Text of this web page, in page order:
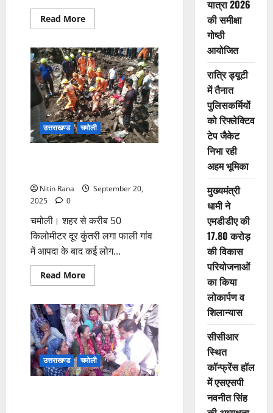
Read MoreRead
more
साहिब
और
मंदिर
की
फूलों
से
भव्य
सजावट
उत्तराखण्ड चमोली
Nitin Rana
September 20,
2025
0
चमोली। शहर से करीब 50
किलोमीटर दूर कुंतरी लगा फाली गांव
में आपदा के बाद कई लोग...
Read MoreRead
more
में
कहर
की
कहानी,
मां-
बेटों
की
लाश
ने
उत्तराखण्ड चमोली
यात्रा 2026
की समीक्षा
गोष्ठी
आयोजित
रात्रि ड्यूटी
में तैनात
पुलिसकर्मियों
को रिफ्लेक्टिव
टेप जैकेट
निभा रही
अहम भूमिका
मुख्यमंत्री
धामी ने
एमडीडीए की
17.80 करोड़
की विकास
परियोजनाओं
का किया
लोकार्पण व
शिलान्यास
सीसीआर
स्थित
कॉन्फ्रेंस हॉल
में एसएसपी
नवनीत सिंह